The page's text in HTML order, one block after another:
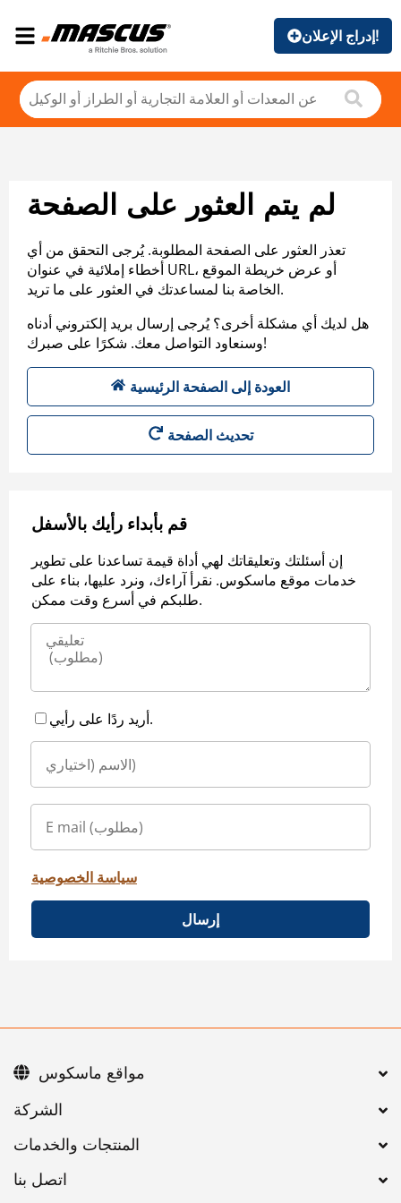
إدراج الإعلان!
لم يتم العثور على الصفحة
تعذر العثور على الصفحة المطلوبة. يُرجى التحقق من أي
أخطاء إملائية في عنوان URL، أو عرض خريطة الموقع
الخاصة بنا لمساعدتك في العثور على ما تريد.
هل لديك أي مشكلة أخرى؟ يُرجى إرسال بريد إلكتروني أدناه
وسنعاود التواصل معك. شكرًا على صبرك!
العودة إلى الصفحة الرئيسية
تحديث الصفحة
قم بأبداء رأيك بالأسفل
إن أسئلتك وتعليقاتك لهي أداة قيمة تساعدنا على تطوير
خدمات موقع ماسكوس. نقرأ آراءك، ونرد عليها، بناء على
طلبكم في أسرع وقت ممكن.
أريد ردًا على رأيي.
سياسة الخصوصية
إرسال
اتصل بنا
مواقع ماسكوس